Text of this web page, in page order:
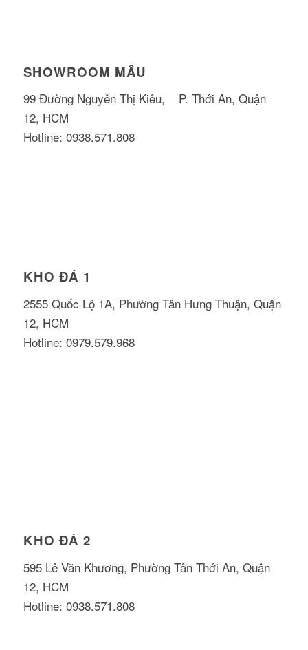
SHOWROOM MẪU
99 Đường Nguyễn Thị Kiêu, P. Thới An, Quận
12, HCM
Hotline: 0938.571.808
KHO ĐÁ 1
2555 Quốc Lộ 1A, Phường Tân Hưng Thuận, Quận
12, HCM
Hotline: 0979.579.968
KHO ĐÁ 2
595 Lê Văn Khương, Phường Tân Thới An, Quận
12, HCM
Hotline: 0938.571.808